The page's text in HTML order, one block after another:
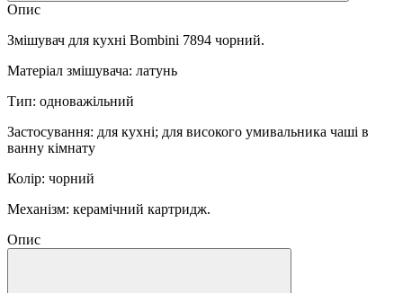
Опис
Змішувач для кухні Bombini 7894 чорний.
Матеріал змішувача: латунь
Тип: одноважільний
Застосування: для кухні; для високого умивальника чаші в
ванну кімнату
Колір: чорний
Механізм: керамічний картридж.
Опис